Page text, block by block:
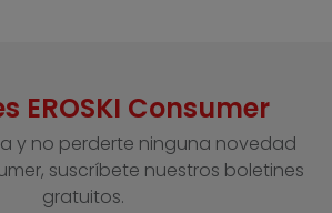
EROSKI Consumer
y no perderte ninguna novedad
suscríbete nuestros boletines
gratuitos.